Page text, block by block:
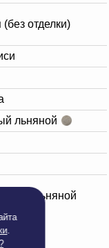
.
отделки)
льняной
льняной